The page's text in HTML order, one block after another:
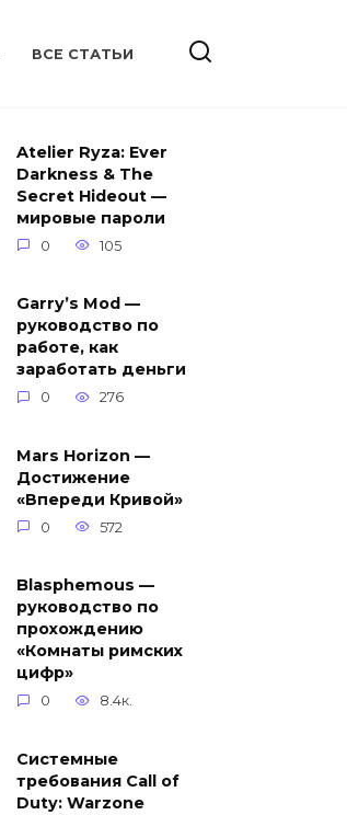
ВСЕ СТАТЬИ
Atelier Ryza: Ever
Darkness & The
Secret Hideout —
мировые пароли
0 105
Garry’s Mod —
руководство по
работе, как
заработать деньги
0 276
Mars Horizon —
Достижение
«Впереди Кривой»
0 572
Blasphemous —
руководство по
прохождению
«Комнаты римских
цифр»
0 8.4к.
Системные
требования Call of
Duty: Warzone